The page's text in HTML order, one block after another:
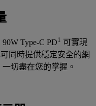
Type-C PD1 可實現
同時提供穩定安全的網
切盡在您的掌握。